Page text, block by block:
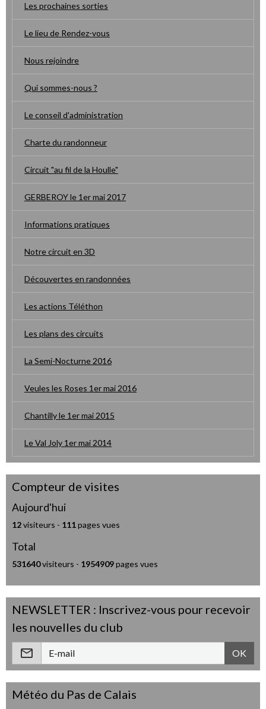
Les prochaines sorties
Le lieu de Rendez-vous
Nous rejoindre
Qui sommes-nous ?
Le conseil d'administration
Charte du randonneur
Circuit "au fil de la Houlle"
GERBEROY le 1er mai 2017
Informations pratiques
Notre circuit en 3D
Découvertes en randonnées
Les actions Téléthon
Les plans des circuits
La Semi-Nocturne 2016
Veules les Roses 1er mai 2016
Chantilly le 1er mai 2015
Le Val Joly 1er mai 2014
Compteur de visites
Aujourd'hui
12visiteurs - 111pages vues
Total
531640visiteurs - 1954909pages vues
NEWSLETTER : Inscrivez-vous pour recevoir
les nouvelles du club
OK
Météo du Pas de Calais